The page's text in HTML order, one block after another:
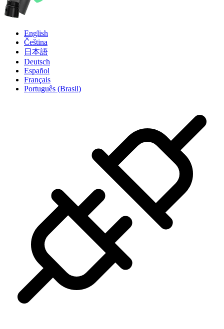
English
Čeština
日本語
Deutsch
Español
Français
Português (Brasil)